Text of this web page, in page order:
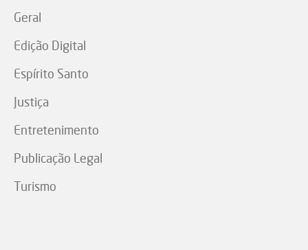
Geral
Edição Digital
Espírito Santo
Justiça
Entretenimento
Publicação Legal
Turismo